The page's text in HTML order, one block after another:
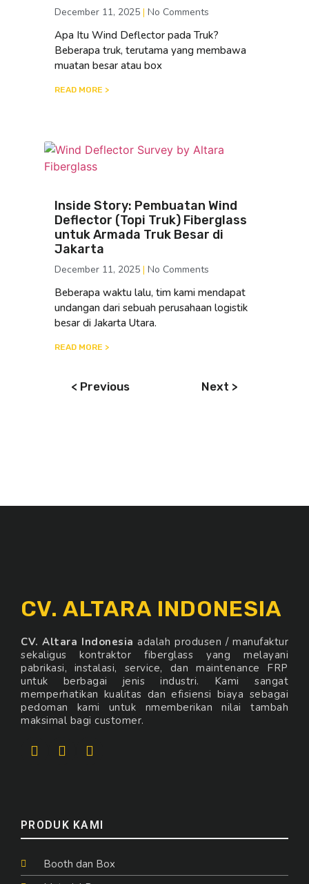
December 11, 2025 No Comments
Apa Itu Wind Deflector pada Truk?
Beberapa truk, terutama yang membawa
muatan besar atau box
READ MORE >
Inside Story: Pembuatan Wind
Deflector (Topi Truk) Fiberglass
untuk Armada Truk Besar di
Jakarta
December 11, 2025 No Comments
Beberapa waktu lalu, tim kami mendapat
undangan dari sebuah perusahaan logistik
besar di Jakarta Utara.
READ MORE >
< Previous Next >
CV. ALTARA INDONESIA
CV. Altara Indonesia adalah produsen / manufaktur
sekaligus kontraktor fiberglass yang melayani
pabrikasi, instalasi, service, dan maintenance FRP
untuk berbagai jenis industri. Kami sangat
memperhatikan kualitas dan efisiensi biaya sebagai
pedoman kami untuk nmemberikan nilai tambah
maksimal bagi customer.
PRODUK KAMI
Booth dan Box